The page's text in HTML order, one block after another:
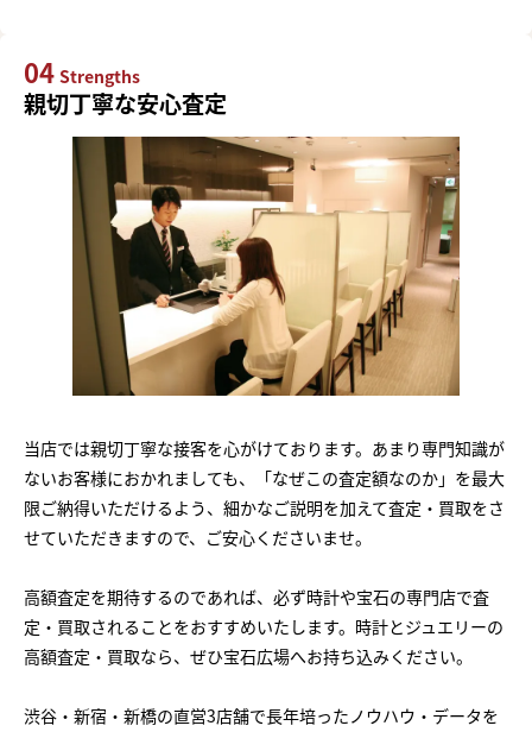
04 Strengths
親切丁寧な安心査定
当店では親切丁寧な接客を心がけております。あまり専門知識が
ないお客様におかれましても、「なぜこの査定額なのか」を最大
限ご納得いただけるよう、細かなご説明を加えて査定・買取をさ
せていただきますので、ご安心くださいませ。
高額査定を期待するのであれば、必ず時計や宝石の専門店で査
定・買取されることをおすすめいたします。時計とジュエリーの
高額査定・買取なら、ぜひ宝石広場へお持ち込みください。
渋谷・新宿・新橋の直営3店舗で長年培ったノウハウ・データを